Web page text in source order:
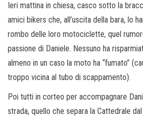
Ieri mattina in chiesa, casco sotto la
amici bikers che, all’uscita della bara, lo
rombo delle loro motociclette, quel
passione di Daniele. Nessuno ha
almeno in un caso la moto ha “fumato”
troppo vicina al tubo di scappamento).
Poi tutti in corteo per accompagnare
strada, quello che separa la Cattedrale